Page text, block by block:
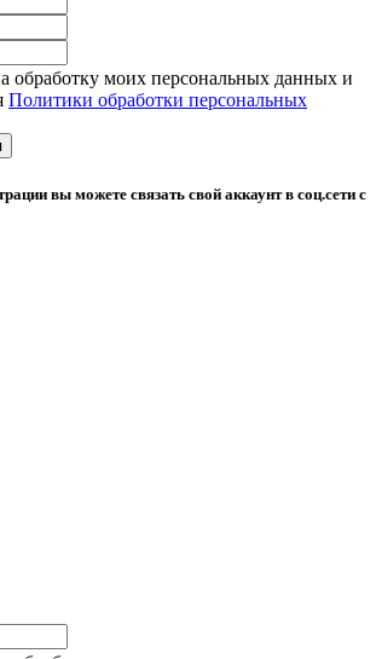
обработку моих персональных данных и
Политики обработки персональных
вы можете связать свой аккаунт в соц.сети с